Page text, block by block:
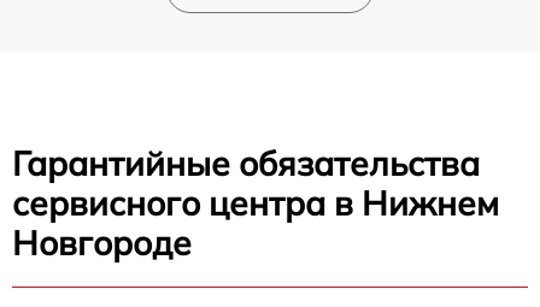
Гарантийные обязательства
сервисного центра в Нижнем
Новгороде